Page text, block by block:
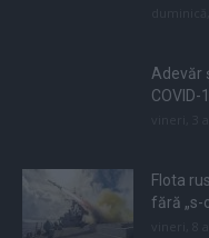
Adevăr
COVID-
Flota
fără „s-